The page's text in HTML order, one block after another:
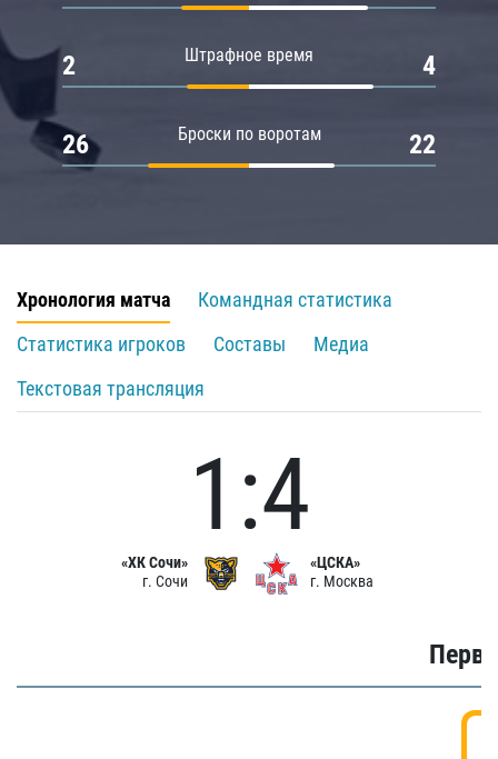
Штрафное время
2 4
Броски по воротам
26 22
Хронология матча
Командная статистика
Статистика игроков
Составы
Медиа
Текстовая трансляция
«ХК Сочи»
г. Сочи
1:4
«ЦСКА»
г. Москва